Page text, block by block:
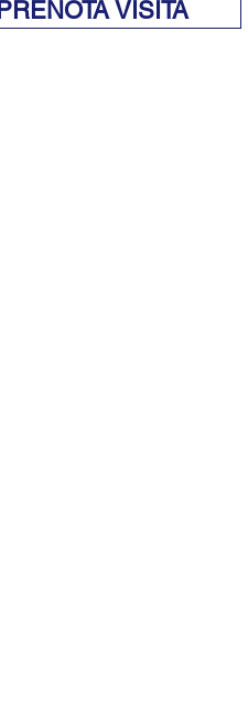
PRENOTA VISITA